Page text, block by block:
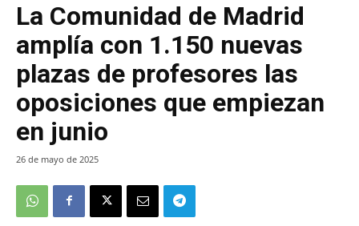
La Comunidad de Madrid
amplía con 1.150 nuevas
plazas de profesores las
oposiciones que empiezan
en junio
26 de mayo de 2025